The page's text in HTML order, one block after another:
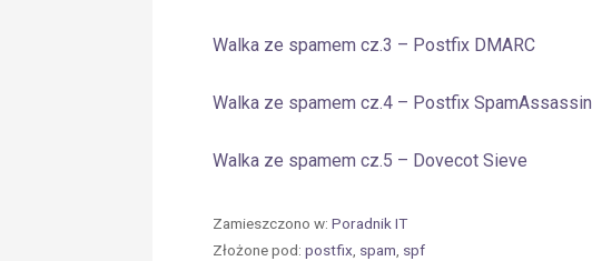
Walka ze spamem cz.3 – Postfix DMARC
Walka ze spamem cz.4 – Postfix SpamAssassin
Walka ze spamem cz.5 – Dovecot Sieve
Zamieszczono w:Poradnik IT
Złożone pod:postfix spam spf